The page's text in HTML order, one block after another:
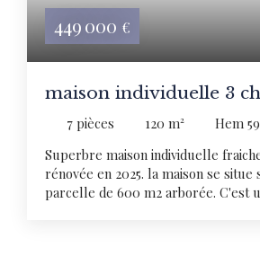
449 000 €
maison individuelle 3
allée et garage
7 pièces 120 m²
Hem
Superbre maison individuelle
rénovée en 2025. la maison se situe
parcelle de 600 m2 arborée. C'est